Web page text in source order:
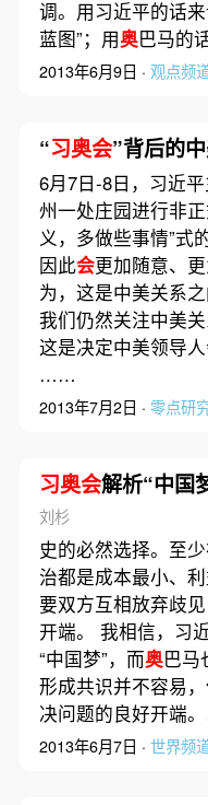
调。用习近平的话
蓝图”；用奥巴马的
2013年6月9日 · 观点频
“习奥会”背后的
6月7日-8日，习近
州一处庄园进行非
义，多做些事情”式
因此会更加随意、
为，这是中美关系
我们仍然关注中美
这是决定中美领导
……
2013年7月2日 · 零点研
习奥会解析“中国
刘杉
史的必然选择。至
治都是成本最小、
要双方互相放弃歧见
开端。 我相信，习
“中国梦”，而奥巴马
形成共识并不容易
决问题的良好开端
2013年6月7日 · 世界频